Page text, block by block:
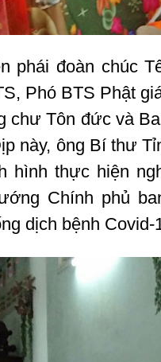
phái đoàn chúc
Phó BTS Phật
chư Tôn đức và
này, ông Bí thư
thực hiện
Chính phủ
dịch bệnh Covid-